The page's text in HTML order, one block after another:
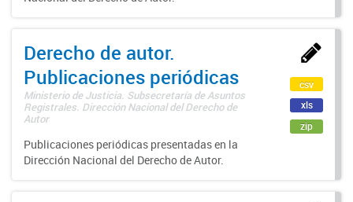
Derecho de autor.
Publicaciones periódicas
Ministerio de Justicia. Subsecretaría de Asuntos
Registrales. Dirección Nacional del Derecho de
Autor
Publicaciones periódicas presentadas en la
Dirección Nacional del Derecho de Autor.
csv
xls
zip